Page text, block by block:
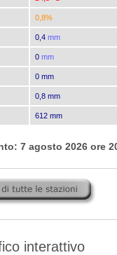
0,8%
0,4 mm
0 mm
0 mm
0,8 mm
612 mm
7 agosto 2026 ore
interattivo